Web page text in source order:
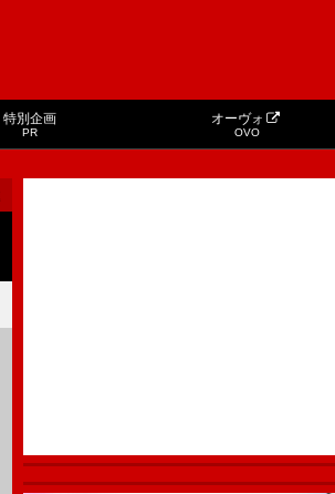
特別企画
PR
オーヴォ
OVO